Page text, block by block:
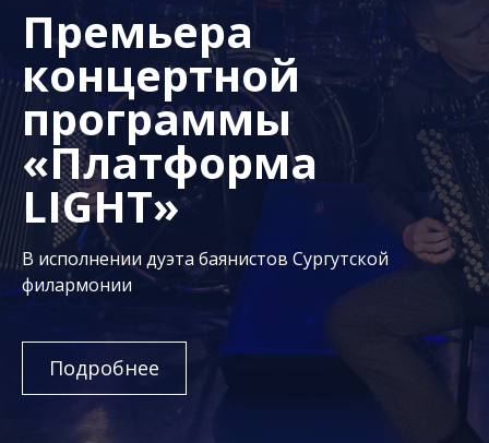
Премьера
концертной
программы
«Платформа
LIGHT»
В исполнении дуэта баянистов Сургутской
филармонии
Подробнее